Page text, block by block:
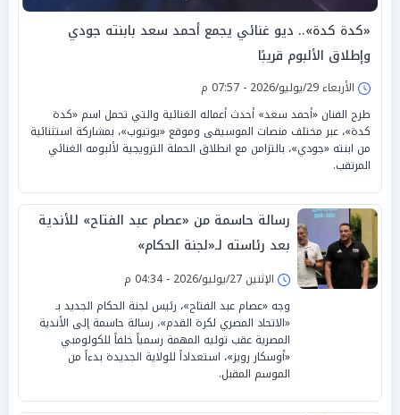
«كدة كدة».. ديو غنائي يجمع أحمد سعد بابنته جودي
وإطلاق الألبوم قريبًا
الأربعاء 29/يوليو/2026 - 07:57 م
طرح الفنان «أحمد سعد» أحدث أعماله الغنائية والتي تحمل اسم «كدة
كدة»، عبر مختلف منصات الموسيقى وموقع «يوتيوب»، بمشاركة استثنائية
من ابنته «جودي»، بالتزامن مع انطلاق الحملة الترويجية لألبومه الغنائي
المرتقب.
رسالة حاسمة من «عصام عبد الفتاح» للأندية
بعد رئاسته لـ«لجنة الحكام»
الإثنين 27/يوليو/2026 - 04:34 م
وجه «عصام عبد الفتاح»، رئيس لجنة الحكام الجديد بـ
«الاتحاد المصري لكرة القدم»، رسالة حاسمة إلى الأندية
المصرية عقب توليه المهمة رسمياً خلفاً للكولومبي
«أوسكار رويز»، استعداداً للولاية الجديدة بدءاً من
الموسم المقبل.